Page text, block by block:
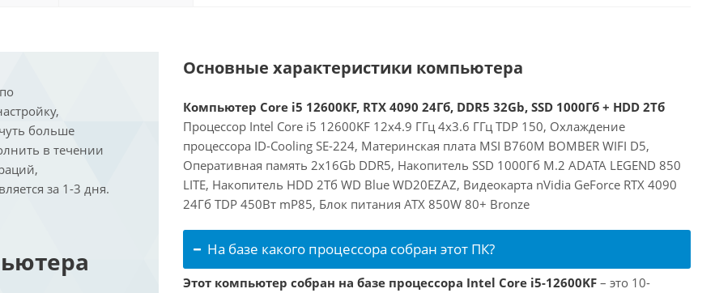
больше
в течении
за 1-3 дня.
Основные характеристики компьютера
Компьютер Core i5 12600KF, RTX 4090 24Гб, DDR5 32Gb, SSD 1000Гб + HDD 2Тб
Процессор Intel Core i5 12600KF 12x4.9 ГГц 4x3.6 ГГц TDP 150, Охлаждение
процессора ID-Cooling SE-224, Материнская плата MSI B760M BOMBER WIFI D5,
Оперативная память 2x16Gb DDR5, Накопитель SSD 1000Гб M.2 ADATA LEGEND 850
LITE, Накопитель HDD 2Тб WD Blue WD20EZAZ, Видеокарта nVidia GeForce RTX 4090
24Гб TDP 450Вт mP85, Блок питания ATX 850W 80+ Bronze
На базе какого процессора собран этот ПК?
Этот компьютер собран на базе процессора Intel Core i5-12600KF – это 10-